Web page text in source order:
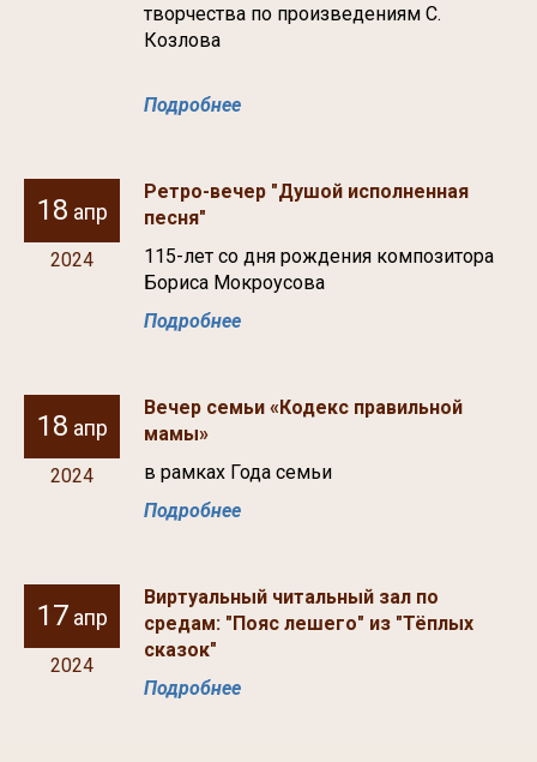
творчества по произведениям С.
Козлова
Подробнее
18 апр
2024
Ретро-вечер "Душой исполненная
песня"
115-лет со дня рождения композитора
Бориса Мокроусова
Подробнее
18 апр
2024
Вечер семьи «Кодекс правильной
мамы»
в рамках Года семьи
Подробнее
17 апр
2024
Виртуальный читальный зал по
средам: "Пояс лешего" из "Тёплых
сказок"
Подробнее